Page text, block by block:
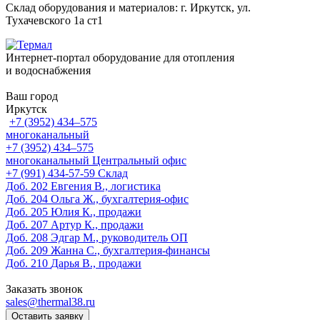
Склад оборудования и материалов: г. Иркутск, ул.
Тухачевского 1а ст1
Интернет-портал оборудование для отопления
и водоснабжения
Ваш город
Иркутск
+7 (3952) 434‒575
многоканальный
+7 (3952) 434‒575
многоканальный Центральный офис
‎+7 (991) 434-57-59 Склад
Доб. 202 Евгения В., логистика
Доб. 204 Ольга Ж., бухгалтерия-офис
Доб. 205 Юлия К., продажи
Доб. 207 Артур К., продажи
Доб. 208 Эдгар М., руководитель ОП
Доб. 209 Жанна С., бухгалтерия-финансы
Доб. 210 Дарья В., продажи
Заказать звонок
sales@thermal38.ru
Оставить заявку